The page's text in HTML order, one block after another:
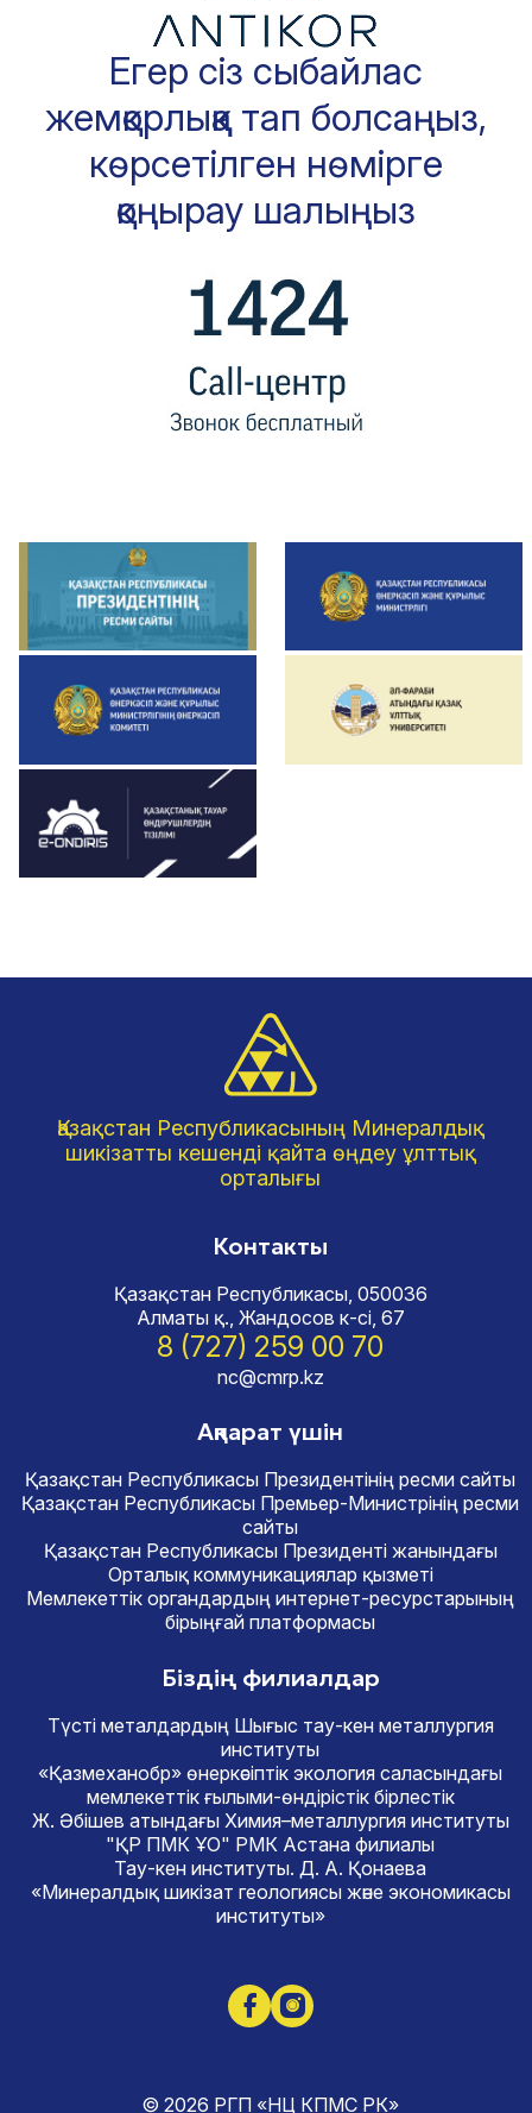
Егер сіз сыбайлас
жемқорлыққа тап болсаңыз,
көрсетілген нөмірге
қоңырау шалыңыз
Қазақстан Республикасының Минералдық
шикізатты кешенді қайта өңдеу ұлттық
орталығы
Контакты
Қазақстан Республикасы, 050036
Алматы қ., Жандосов к-сі, 67
8 (727) 259 00 70
nc@cmrp.kz
Ақпарат үшін
Қазақстан Республикасы Президентінің ресми сайты
Қазақстан Республикасы Премьер-Министрінің ресми
сайты
Қазақстан Республикасы Президенті жанындағы
Орталық коммуникациялар қызметі
Мемлекеттік органдардың интернет-ресурстарының
бірыңғай платформасы
Біздің филиалдар
Түсті металдардың Шығыс тау-кен металлургия
институты
«Қазмеханобр» өнеркәсіптік экология саласындағы
мемлекеттік ғылыми-өндірістік бірлестік
Ж. Әбішев атындағы Химия–металлургия институты
"ҚР ПМК ҰО" РМК Астана филиалы
Тау-кен институты. Д. А. Қонаева
«Минералдық шикізат геологиясы және экономикасы
институты»
© 2026 РГП «НЦ КПМС РК»